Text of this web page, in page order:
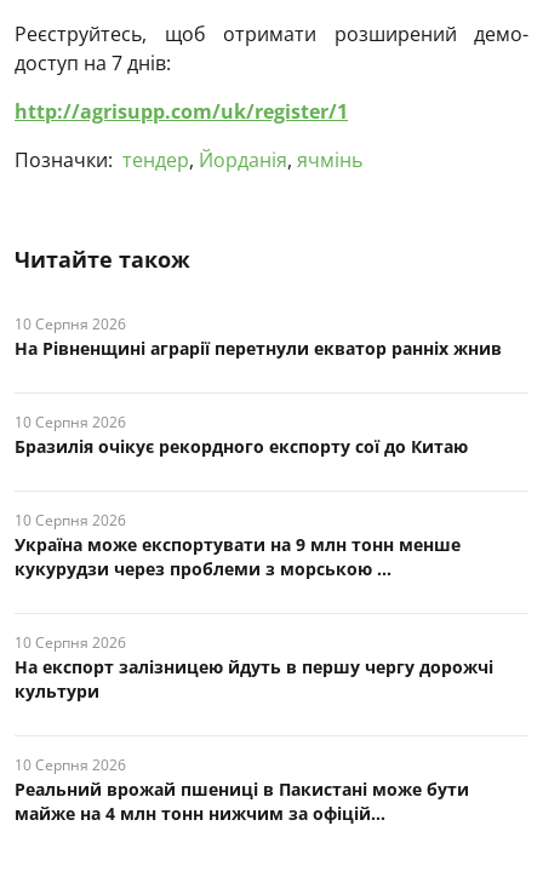
Реєструйтесь, щоб отримати розширений демо-
доступ на 7 днів:
http://agrisupp.com/uk/register/1
Позначки: тендер, Йорданія, ячмінь
Читайте також
10 Серпня 2026
На Рівненщині аграрії перетнули екватор ранніх жнив
10 Серпня 2026
Бразилія очікує рекордного експорту сої до Китаю
10 Серпня 2026
Україна може експортувати на 9 млн тонн менше
кукурудзи через проблеми з морською ...
10 Серпня 2026
На експорт залізницею йдуть в першу чергу дорожчі
культури
10 Серпня 2026
Реальний врожай пшениці в Пакистані може бути
майже на 4 млн тонн нижчим за офіцій...